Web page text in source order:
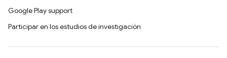
Google Play support
Participar en los estudios de investigación